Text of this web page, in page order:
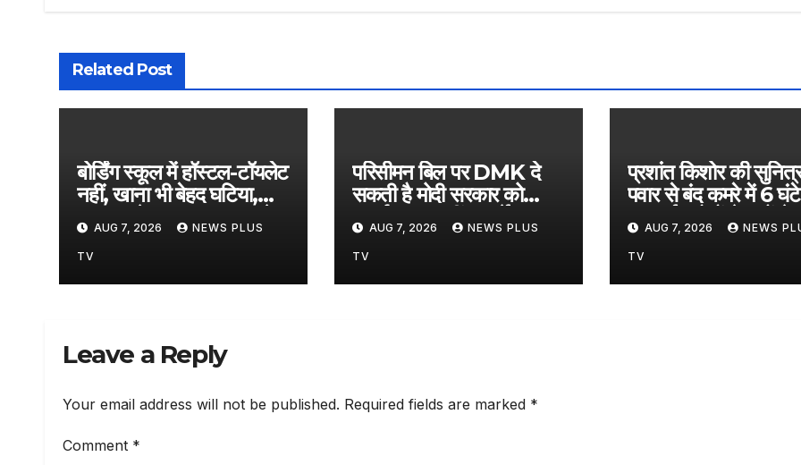
Related Post
बोर्डिंग स्कूल में हॉस्टल-टॉयलेट
नहीं, खाना भी बेहद घटिया,
180 बच्चे 12 KM दूर घर के
लिए पैदल निकले​on
August 7, 2026 at
5:39 am
AUG 7, 2026 NEWS PLUS
TV
परिसीमन बिल पर DMK दे
सकती है मोदी सरकार को
समर्थन, पर रखीं 3 शर्तें​on
August 7, 2026 at
5:46 am
AUG 7, 2026 NEWS PLUS
TV
प्रशांत किशोर की
पवार से बंद कमरे में 6 घंटे
बात हुई? दोनों नेताओं ने
चुप्पी, अटकलों का बाजार
on August 7, 2026
at 6:07 am
AUG 7, 2026 NEWS
TV
Leave a Reply
Your email address will not be published. Required fields are marked *
Comment *